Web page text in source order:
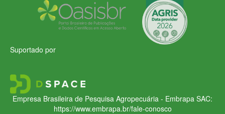
Suportado por
Empresa Brasileira de Pesquisa Agropecuária - Embrapa SAC:
https://www.embrapa.br/fale-conosco